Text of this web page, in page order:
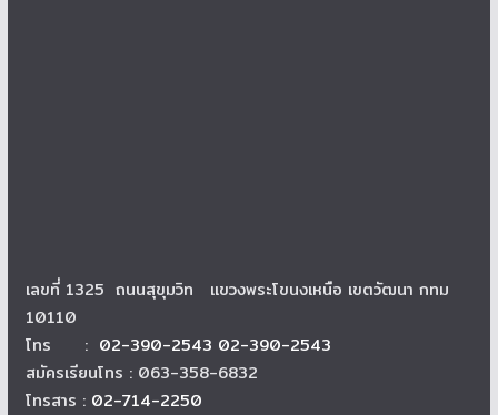
เลขที่ 1325 ถนนสุขุมวิท แขวงพระโขนงเหนือ เขตวัฒนา กทม
10110
โทร : 02-390-2543 02-390-2543
สมัครเรียนโทร : 063-358-6832
โทรสาร : 02-714-2250